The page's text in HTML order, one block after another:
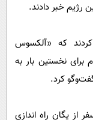
رژیم خبر دادند.
کردند که «آلکسوس
برای نخستین بار به
کرد.
از یگان راه اندازی